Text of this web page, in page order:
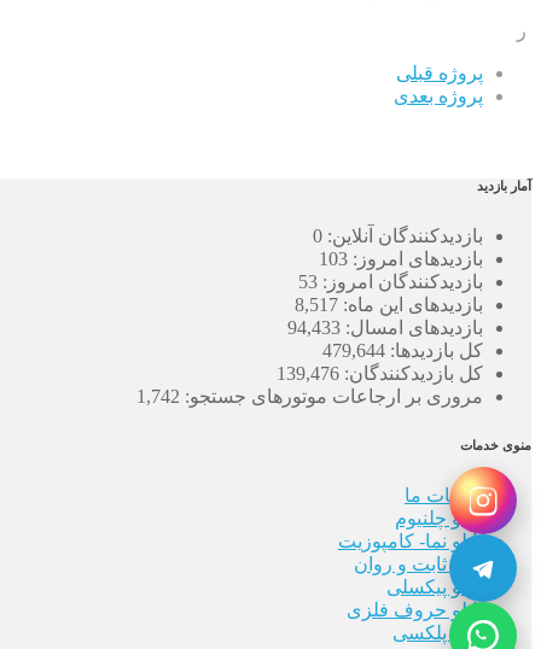
ر
پروژه قبلی
پروژه بعدی
آمار بازدید
بازدیدکنندگان آنلاین: 0
بازدیدهای امروز: 103
بازدیدکنندگان امروز: 53
بازدیدهای این ماه: 8,517
بازدیدهای امسال: 94,433
کل بازدیدها: 479,644
کل بازدیدکنند‌گان: 139,476
مروری بر ارجاعات موتورهای جستجو: 1,742
منوی خدمات
خدمات ما
تابلو چلنیوم
تابلو نما- کامپوزیت
تابلو ثابت و روان
تابلو پیکسلی
تابلو حروف فلزی
تابلو پلکسی